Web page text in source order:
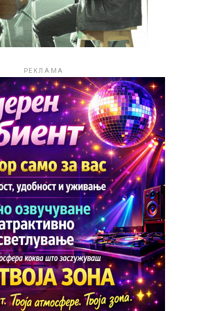
сте Македончиња“ уште
во 2024 година, кога
на „Македонско Талент Шоу“.
години, успева да победи и како
РЕКЛАМА